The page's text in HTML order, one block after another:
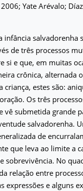
Yate Arévalo;
infância salvadorenha
de três processos
si e que, em muitas
crônica, alternada
criança, estes são:
Os três
vê submetida grande
salvadorenha.
de
que leva ao limite a
sobrevivência. No
relação entre
expressões e alguns